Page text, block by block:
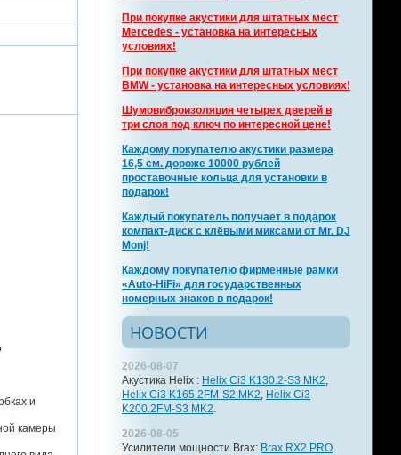
и
камеры
При покупке акустики для штатных мест
Mercedes - установка на интересных
условиях!
При покупке акустики для штатных мест
BMW - установка на интересных условиях!
Шумовиброизоляция четырех дверей в
три слоя под ключ по интересной цене!
Каждому покупателю акустики размера
16,5 см. дороже 10000 рублей
проставочные кольца для установки в
подарок!
Каждый покупатель получает в подарок
компакт-диск с клёвыми миксами от Mr. DJ
Monj!
Каждому покупателю фирменные рамки
«Auto-HiFi» для государственных
номерных знаков в подарок!
НОВОСТИ
2026-08-07
Акустика Helix : Helix Ci3 K130.2-S3 MK2,
Helix Ci3 K165.2FM-S2 MK2, Helix Ci3
K200.2FM-S3 MK2.
2026-08-05
Усилители мощности Brax: Brax RX2 PRO